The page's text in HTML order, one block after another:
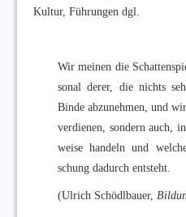
Kultur, Führungen dgl.
Wir mei­nen die
so­nal derer, die nichts
Binde ab­zu­neh­men, und
ver­die­nen, son­dern auch,
wei­se han­deln und
schung da­durch ent­steht.
(Ulrich Schödlbauer,